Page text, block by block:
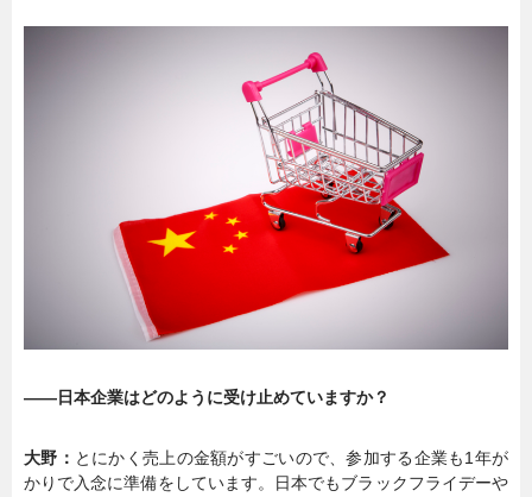
――日本企業はどのように受け止めていますか？
大野： とにかく売上の金額がすごいので、参加する企業も1年が
かりで入念に準備をしています。日本でもブラックフライデーや